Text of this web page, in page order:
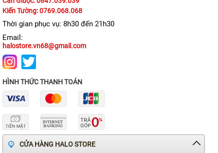
Kiến Tường: 0769.068.068
Thời gian phục vụ: 8h30 đến 21h30
Email:
halostore.vn68@gmail.com
HÌNH THỨC THANH TOÁN
CỬA HÀNG HALO STORE